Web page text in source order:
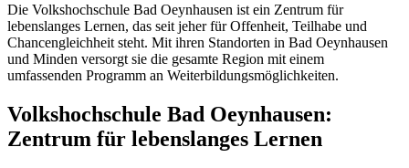
Die Volkshochschule Bad Oeynhausen ist ein Zentrum für
lebenslanges Lernen, das seit jeher für Offenheit, Teilhabe und
Chancengleichheit steht. Mit ihren Standorten in Bad Oeynhausen
und Minden versorgt sie die gesamte Region mit einem
umfassenden Programm an Weiterbildungsmöglichkeiten.
Volkshochschule Bad Oeynhausen:
Zentrum für lebenslanges Lernen